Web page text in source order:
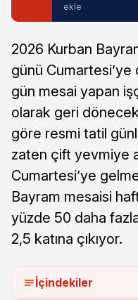
ekle
2026 Kurban
günü
gün mesai yapan
olarak geri
göre resmi tatil
zaten çift yevmiye
Cumartesi’ye
Bayram mesaisi
yüzde 50 daha
2,5 katına çıkıyor.
İçindekiler